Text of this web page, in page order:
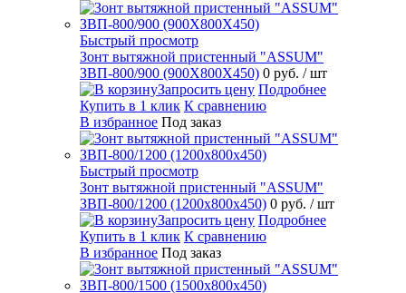
Быстрый просмотр
Зонт вытяжной пристенный "ASSUM"
ЗВП-800/900 (900Х800Х450) 0 руб. / шт
Запросить цену Подробнее
Купить в 1 клик К сравнению
В избранное Под заказ
Быстрый просмотр
Зонт вытяжной пристенный "ASSUM"
ЗВП-800/1200 (1200х800х450) 0 руб. / шт
Запросить цену Подробнее
Купить в 1 клик К сравнению
В избранное Под заказ